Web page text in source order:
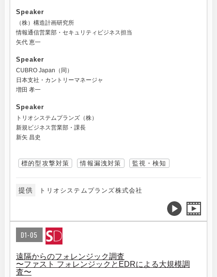
Speaker
（株）構造計画研究所
情報通信営業部・セキュリティビジネス担当
矢代 恵一
Speaker
CUBRO Japan（同）
日本支社・カントリーマネージャ
増田 孝一
Speaker
トリオシステムプランズ（株）
新規ビジネス営業部・課長
新矢 昌史
標的型攻撃対策 情報漏洩対策 監視・検知
提供 トリオシステムプランズ株式会社
D1-05
遠隔からのフォレンジック調査
〜ファスト フォレンジックとEDRによる大規模調
査〜